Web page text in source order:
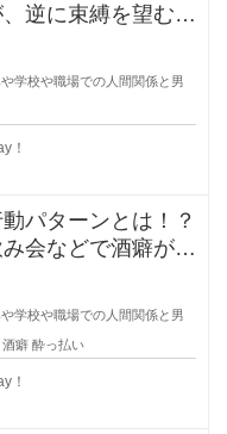
逆に束縛を望む人
にな
学校や職場での人間関係と男
！
パターンとは！？
会などで酒癖が悪
しま
学校や職場での人間関係と男
酒癖 酔っ払い
！